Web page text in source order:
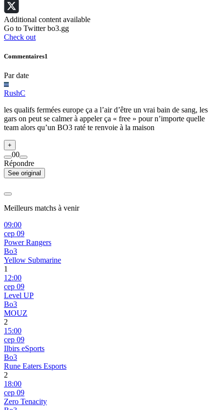
Additional content available
Go to Twitter bo3.gg
Check out
Commentaires1
Par date
RushC
les qualifs fermées europe ça a l’air d’être un vrai bain de sang, les
gars on peut se calmer à appeler ça « free » pour n’importe quelle
team alors qu’un BO3 raté te renvoie à la maison
+
00
Répondre
See original
Meilleurs matchs à venir
09:00
сер 09
Power Rangers
Bo3
Yellow Submarine
1
12:00
сер 09
Level UP
Bo3
MOUZ
2
15:00
сер 09
Ilbirs eSports
Bo3
Rune Eaters Esports
2
18:00
сер 09
Zero Tenacity